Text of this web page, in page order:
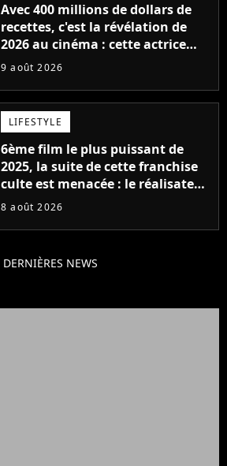
Avec 400 millions de dollars de
recettes, c'est la révélation de
2026 au cinéma : cette actrice
adorée prête à remplacer
9 août 2026
LIFESTYLE
6ème film le plus puissant de
2025, la suite de cette franchise
culte est menacée : le réalisateur
claque la porte pour "différends
8 août 2026
DERNIÈRES NEWS